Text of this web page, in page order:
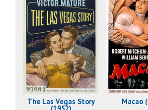
The Las Vegas Story Macao